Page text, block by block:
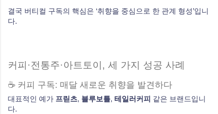
결국 버티컬 구독의 핵심은 ‘취향을 중심으로 한 관계 형성’입니
다.
커피·전통주·아트토이, 세 가지 성공 사례
☕ 커피 구독: 매달 새로운 취향을 발견하다
대표적인 예가 프릳츠, 블루보틀, 테일러커피 같은 브랜드입니
다.